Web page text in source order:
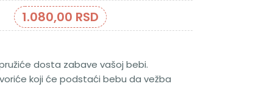
1.080,00 RSD
dosta zabave vašoj bebi.
koji će podstaći bebu da vežba